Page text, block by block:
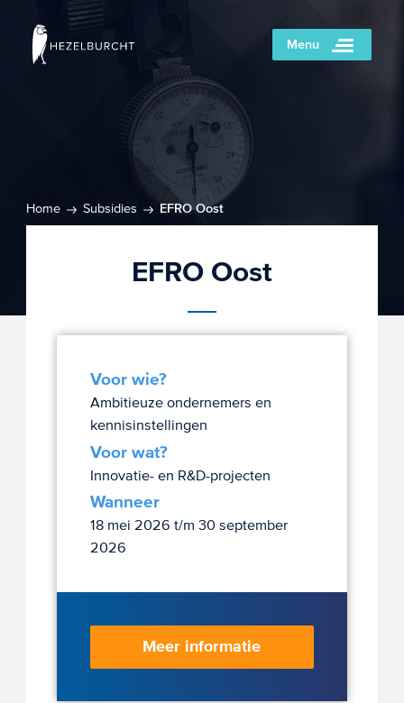
Menu
Home Subsidies EFRO Oost
EFRO Oost
Voor wie?
Ambitieuze ondernemers en
kennisinstellingen
Voor wat?
Innovatie- en R&D-projecten
Wanneer
18 mei 2026 t/m 30 september
2026
Meer informatie